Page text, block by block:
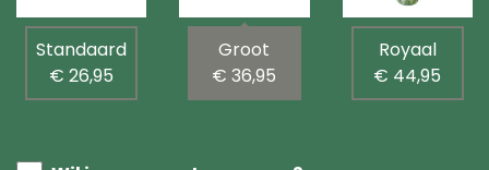
Standaard
€ 26,95
Groot
€ 36,95
Royaal
€ 44,95